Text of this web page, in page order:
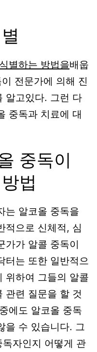
별하는 방법을배웁
전문가에 의해 진
알고있다. 그런 다
중독과 치료에 대
중독이
법
는 알코올 중독을
적으로 신체적, 심
가가 알콜 중독이
터는 또한 일반적으
위하여 그들의 알콜
관련 질문을 할 것
에도 알코올 중독
을 수 있습니다. 그
자인지 어떻게 관